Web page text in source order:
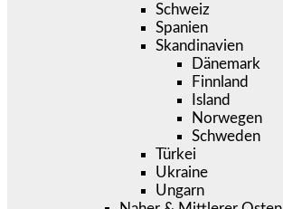
Schweiz
Spanien
Skandinavien
Dänemark
Finnland
Island
Norwegen
Schweden
Türkei
Ukraine
Ungarn